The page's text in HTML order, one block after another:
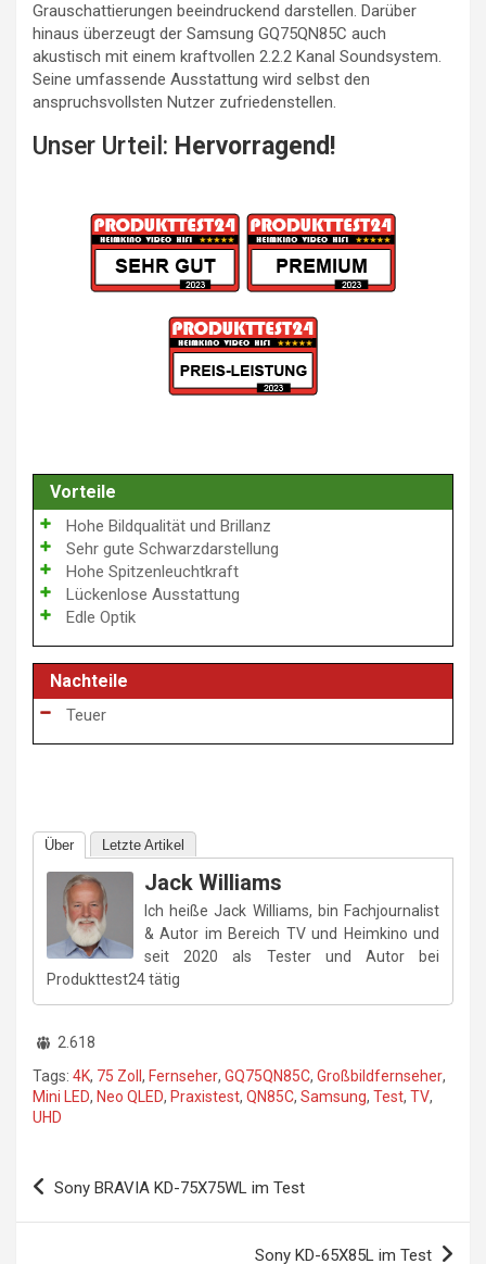
Grauschattierungen beeindruckend darstellen. Darüber
hinaus überzeugt der Samsung GQ75QN85C auch
akustisch mit einem kraftvollen 2.2.2 Kanal Soundsystem.
Seine umfassende Ausstattung wird selbst den
anspruchsvollsten Nutzer zufriedenstellen.
Unser Urteil: Hervorragend!
Vorteile
Hohe Bildqualität und Brillanz
Sehr gute Schwarzdarstellung
Hohe Spitzenleuchtkraft
Lückenlose Ausstattung
Edle Optik
Nachteile
Teuer
Über Letzte Artikel
Jack Williams
Ich heiße Jack Williams, bin Fachjournalist
& Autor im Bereich TV und Heimkino und
seit 2020 als Tester und Autor bei
Produkttest24 tätig
2.618
Tags: 4K, 75 Zoll , Fernseher, GQ75QN85C, Großbildfernseher,
Mini LED, Neo QLED, Praxistest, QN85C, Samsung, Test, TV,
UHD
Beitragsnavigation
Sony BRAVIA KD-75X75WL im Test
Sony KD-65X85L im Test